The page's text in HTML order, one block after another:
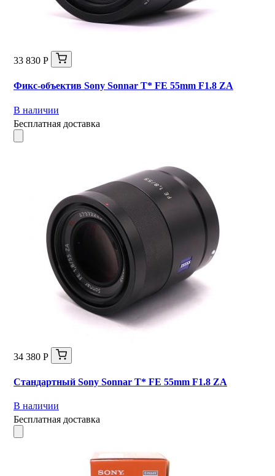
33 830 Р
Фикс-объектив Sony Sonnar T* FE 55mm F1.8 ZA
В наличии
Бесплатная доставка
34 380 Р
Стандартный Sony Sonnar T* FE 55mm F1.8 ZA
В наличии
Бесплатная доставка